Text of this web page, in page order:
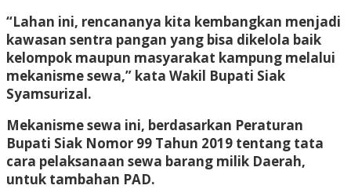
“Lahan ini, rencananya kita kembangkan menjadi
kawasan sentra pangan yang bisa dikelola baik
kelompok maupun masyarakat kampung melalui
mekanisme sewa,” kata Wakil Bupati Siak
Syamsurizal.
Mekanisme sewa ini, berdasarkan Peraturan
Bupati Siak Nomor 99 Tahun 2019 tentang tata
cara pelaksanaan sewa barang milik Daerah,
untuk tambahan PAD.